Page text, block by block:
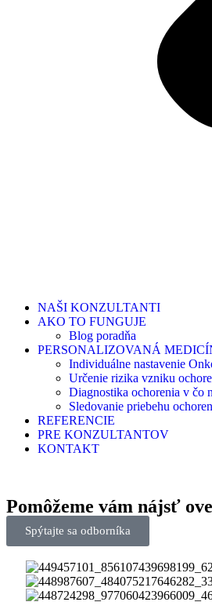
NAŠI KONZULTANTI
AKO TO FUNGUJE
Blog poradňa
PERSONALIZOVANÁ
Individuálne nastavenie
Určenie rizika vzniku
Diagnostika ochorenia v čo
Sledovanie priebehu
REFERENCIE
PRE KONZULTANTOV
KONTAKT
Pomôžeme vám nájsť
Spýtajte sa odborníka